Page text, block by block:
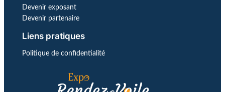
Devenir exposant
Devenir partenaire
Liens pratiques
Politique de confidentialité